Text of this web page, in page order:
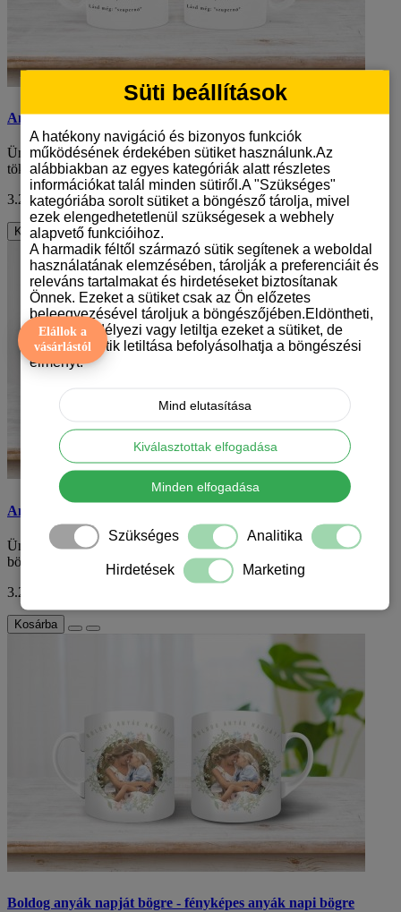
Anya - humoros anyák napi bögre
Ünnepeld az Anyák napját egy különleges, bögrével, amely
tökéletes meglepetés lesz minden anyuka szá..
3.290 FtÁFA nélkül: 2.591 Ft
Kosárba
Anyák napi bögre - személyre szabható
Ünnepeld az Anyák napját egy különleges, személyre szabható
bögrével, amely tökéletes meglepetés les..
3.290 Ft
Kosárba
Boldog anyák napját bögre - fényképes anyák napi bögre
Elállok a
vásárlástól
Süti beállítások
A hatékony navigáció és bizonyos funkciók
működésének érdekében sütiket használunk.Az
alábbiakban az egyes kategóriák alatt részletes
információkat talál minden sütiről.A "Szükséges"
kategóriába sorolt sütiket a böngésző tárolja, mivel
ezek elengedhetetlenül szükségesek a webhely
alapvető funkcióihoz.
A harmadik féltől származó sütik segítenek a weboldal
használatának elemzésében, tárolják a preferenciáit és
releváns tartalmakat és hirdetéseket biztosítanak
Önnek. Ezeket a sütiket csak az Ön előzetes
beleegyezésével tároljuk a böngészőjében.Eldöntheti,
hogy engedélyezi vagy letiltja ezeket a sütiket, de
bizonyos sütik letiltása befolyásolhatja a böngészési
élményt.
Mind elutasítása
Kiválasztottak elfogadása
Minden elfogadása
Szükséges Analitika
Hirdetések Marketing